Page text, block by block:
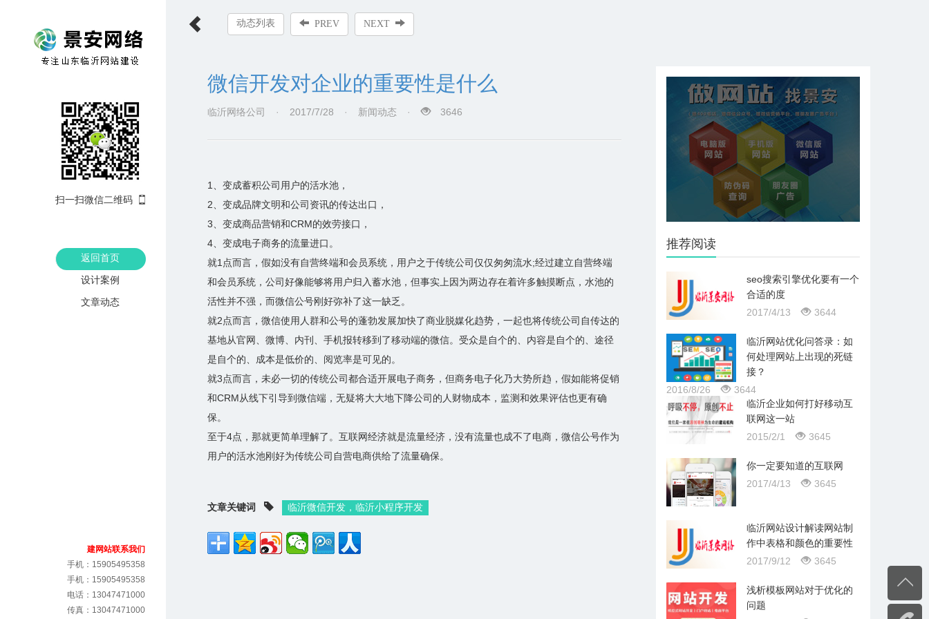
扫一扫微信二维码
返回首页
设计案例
文章动态
建网站联系我们
手机：15905495358
手机：15905495358
电话：13047471000
传真：13047471000
动态列表 PREV NEXT
微信开发对企业的重要性是什么
临沂网络公司 · 2017/7/28 · 新闻动态 · 3646
1、变成蓄积公司用户的活水池，
2、变成品牌文明和公司资讯的传达出口，
3、变成商品营销和CRM的效劳接口，
4、变成电子商务的流量进口。
就1点而言，假如没有自营终端和会员系统，用户之于传统公司仅仅匆匆流水;经过建立自营终端
和会员系统，公司好像能够将用户归入蓄水池，但事实上因为两边存在着许多触摸断点，水池的
活性并不强，而微信公号刚好弥补了这一缺乏。
就2点而言，微信使用人群和公号的蓬勃发展加快了商业脱媒化趋势，一起也将传统公司自传达的
基地从官网、微博、内刊、手机报转移到了移动端的微信。受众是自个的、内容是自个的、途径
是自个的、成本是低价的、阅览率是可见的。
就3点而言，未必一切的传统公司都合适开展电子商务，但商务电子化乃大势所趋，假如能将促销
和CRM从线下引导到微信端，无疑将大大地下降公司的人财物成本，监测和效果评估也更有确
保。
至于4点，那就更简单理解了。互联网经济就是流量经济，没有流量也成不了电商，微信公号作为
用户的活水池刚好为传统公司自营电商供给了流量确保。
文章关键词 临沂微信开发，临沂小程序开发
推荐阅读
seo搜索引擎优化要有一个
合适的度
2017/4/13
3644
临沂网站优化问答录：如
何处理网站上出现的死链
接？
2016/8/26
3644
临沂企业如何打好移动互
联网这一站
2015/2/1
3645
你一定要知道的互联网
2017/4/13
3645
临沂网站设计解读网站制
作中表格和颜色的重要性
2017/9/12
3645
浅析模板网站对于优化的
问题